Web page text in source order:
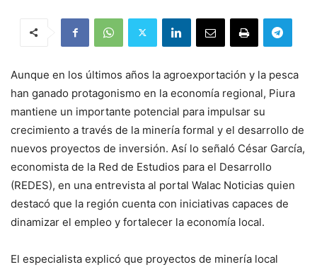
Aunque en los últimos años la agroexportación y la pesca
han ganado protagonismo en la economía regional, Piura
mantiene un importante potencial para impulsar su
crecimiento a través de la minería formal y el desarrollo de
nuevos proyectos de inversión. Así lo señaló César García,
economista de la Red de Estudios para el Desarrollo
(REDES), en una entrevista al portal Walac Noticias quien
destacó que la región cuenta con iniciativas capaces de
dinamizar el empleo y fortalecer la economía local.
El especialista explicó que proyectos de minería local